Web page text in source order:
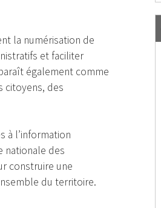
la numérisation de
et faciliter
également comme
citoyens, des
à l’information
nationale des
construire une
du territoire.